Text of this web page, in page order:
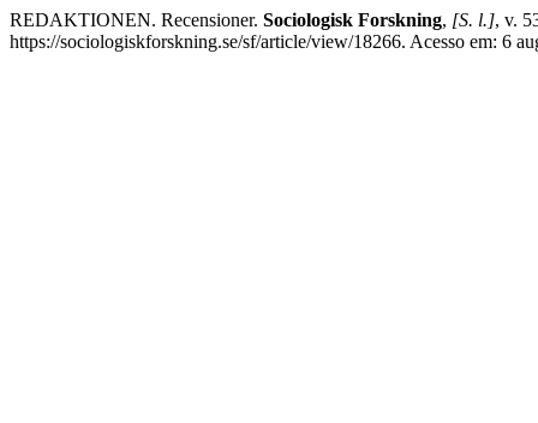
REDAKTIONEN. Recensioner. Sociologisk Forskning, [S. l.], v.
https://sociologiskforskning.se/sf/article/view/18266. Acesso em: 6